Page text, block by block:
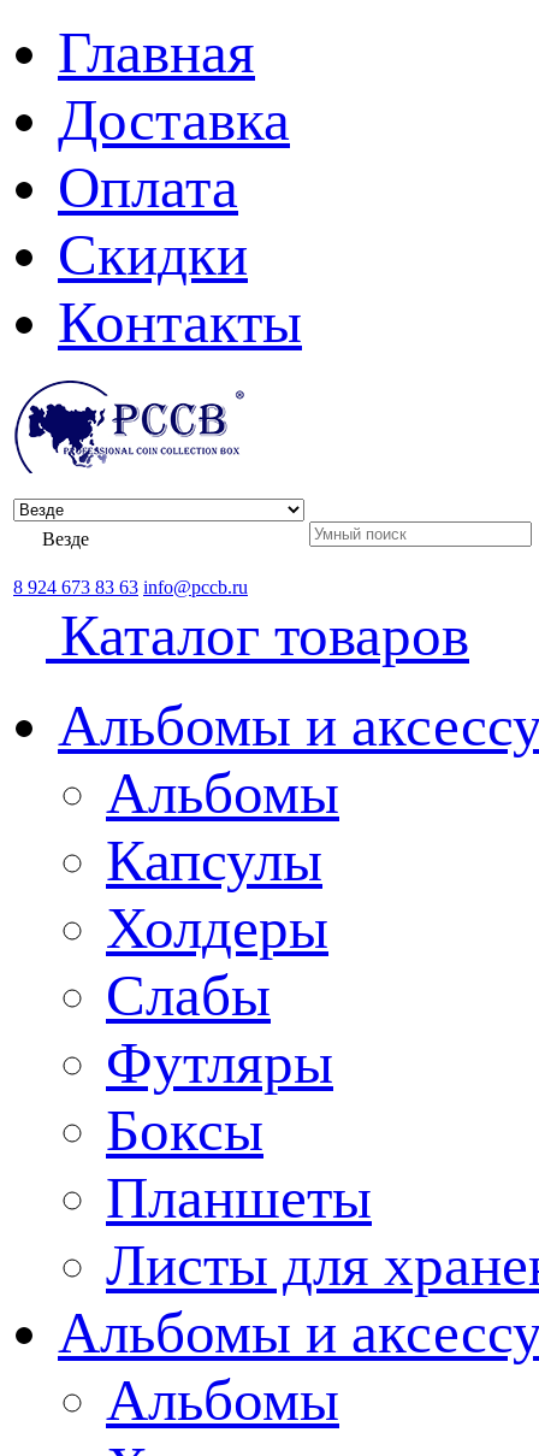
Главная
Доставка
Оплата
Скидки
Контакты
Везде
8 924 673 83 63 info@pccb.ru
Каталог товаров
Альбомы и
Альбомы
Капсулы
Холдеры
Слабы
Футляры
Боксы
Планшеты
Листы для
Альбомы и
Альбомы